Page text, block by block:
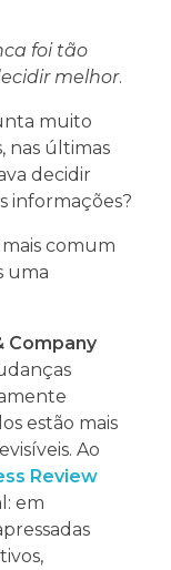
foi tão
melhor.
muito
nas últimas
decidir
informações?
mais comum
uma
Company
estão mais
Ao
Review
em